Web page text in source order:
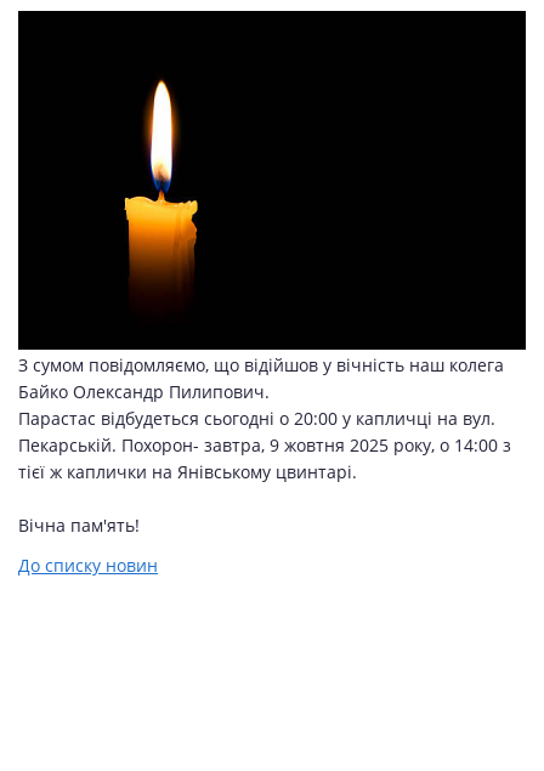
З сумом повідомляємо, що відійшов у вічність наш колега
Байко Олександр Пилипович.
Парастас відбудеться сьогодні о 20:00 у капличці на вул.
Пекарській. Похорон- завтра, 9 жовтня 2025 року, о 14:00 з
тієї ж каплички на Янівському цвинтарі.
Вічна пам'ять!
До списку новин